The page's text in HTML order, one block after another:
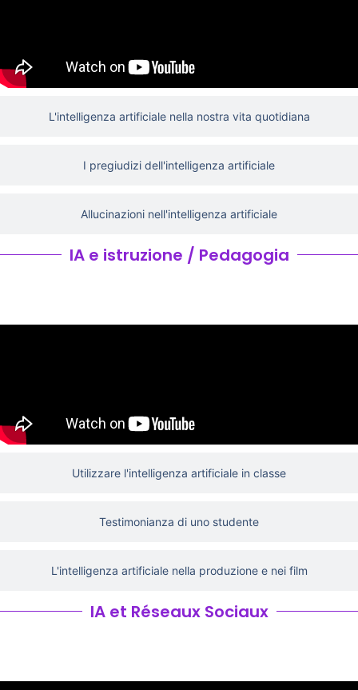
L'intelligenza artificiale nella nostra vita quotidiana
I pregiudizi dell'intelligenza artificiale
Allucinazioni nell'intelligenza artificiale
IA e istruzione / Pedagogia
Utilizzare l'intelligenza artificiale in classe
Testimonianza di uno studente
L'intelligenza artificiale nella produzione e nei film
IA et Réseaux Sociaux